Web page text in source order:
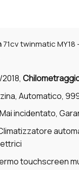
71cv twinmatic
Automatico,
Mai incidentato,
touchscreen